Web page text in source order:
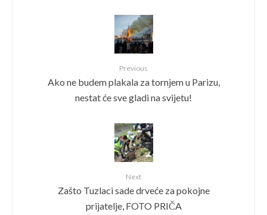
Previous
Ako ne budem plakala za tornjem u Parizu,
nestat će sve gladi na svijetu!
Next
Zašto Tuzlaci sade drveće za pokojne
prijatelje, FOTO PRIČA